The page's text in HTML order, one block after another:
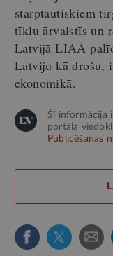
starptautiskiem
tīklu ārvalstīs un
Latvijā LIAA
Latviju kā drošu,
ekonomikā.
Šī informācija
portāla
Publicēšanas